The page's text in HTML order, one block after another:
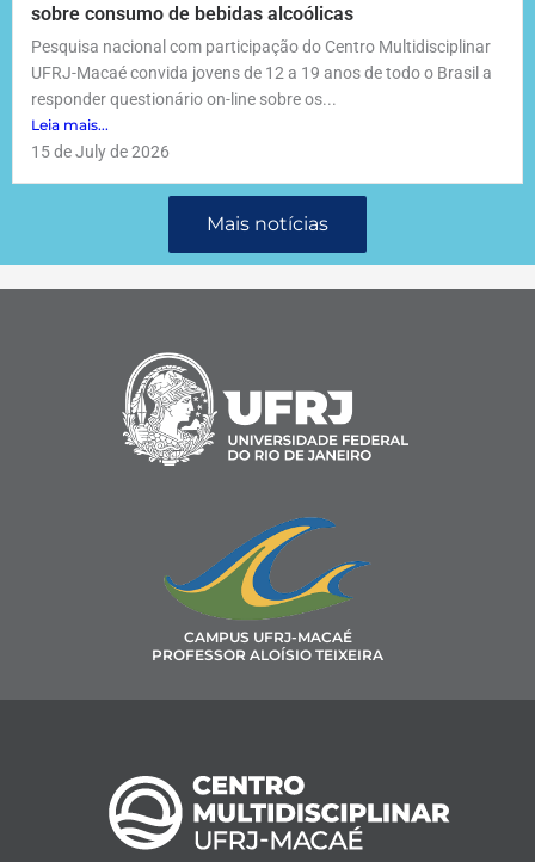
sobre consumo de bebidas alcoólicas
Pesquisa nacional com participação do Centro Multidisciplinar
UFRJ-Macaé convida jovens de 12 a 19 anos de todo o Brasil a
responder questionário on-line sobre os...
Leia mais...
15 de July de 2026
Mais notícias
CAMPUS UFRJ-MACAÉ
PROFESSOR ALOÍSIO TEIXEIRA